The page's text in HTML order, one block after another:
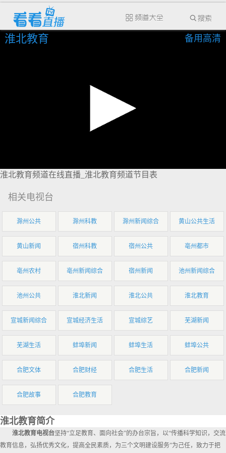
淮北教育 备用高清
淮北教育频道在线直播_淮北教育频道节目表
相关电视台
滁州公共 滁州科教 滁州新闻综合 黄山公共生活
黄山新闻 宿州科教 宿州公共 亳州都市
亳州农村 亳州新闻综合 宿州新闻 池州新闻综合
池州公共 淮北新闻 淮北公共 淮北教育
宣城新闻综合 宣城经济生活 宣城综艺 芜湖新闻
芜湖生活 蚌埠新闻 蚌埠生活 蚌埠公共
合肥文体 合肥财经 合肥生活 合肥新闻
合肥故事 合肥教育
淮北教育简介
淮北教育电视台坚持“立足教育、面向社会”的办台宗旨，以“传播科学知识，交流
教育信息，弘扬优秀文化，提高全民素质，为三个文明建设服务”为己任，致力于把